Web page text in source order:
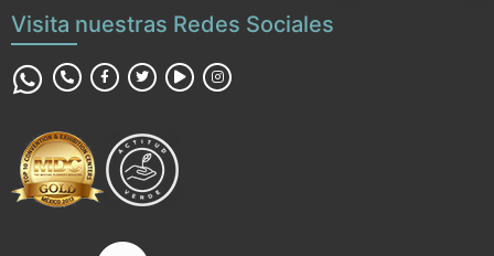
Visita nuestras Redes Sociales